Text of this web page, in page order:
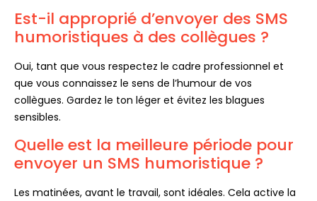
Est-il approprié d’envoyer des SMS
humoristiques à des collègues ?
Oui, tant que vous respectez le cadre professionnel et
que vous connaissez le sens de l’humour de vos
collègues. Gardez le ton léger et évitez les blagues
sensibles.
Quelle est la meilleure période pour
envoyer un SMS humoristique ?
Les matinées, avant le travail, sont idéales. Cela active la